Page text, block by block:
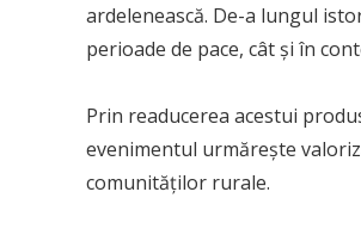
ardelenească. De-a lungul
perioade de pace, cât și în
Prin readucerea acestui
evenimentul urmărește
comunităților rurale.